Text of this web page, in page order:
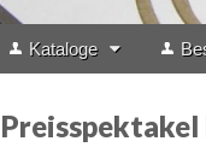
Kataloge